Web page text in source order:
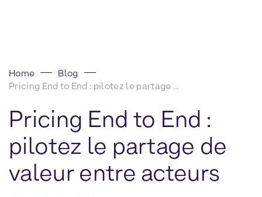
Home
Blog
Pricing End to End : pilotez le partage de valeur entre acteurs
Pricing End to End :
pilotez le partage de
valeur entre acteurs